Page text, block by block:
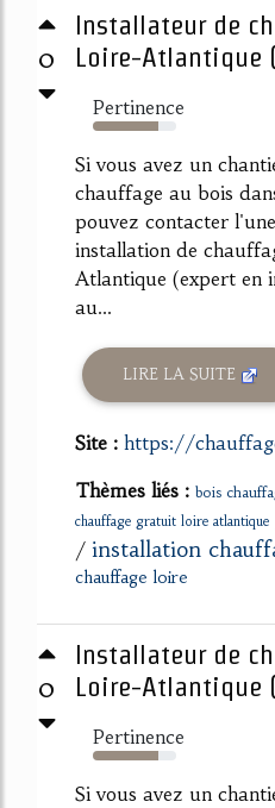
0
Installateur de
Loire-Atlantique
Pertinence
78%
Si vous avez un
chauffage au bois
pouvez contacter
installation de
Atlantique (expert en
au...
LIRE LA SUITE
Site : https://
Thèmes liés : bois
chauffage gratuit loire atlantique
/ installation
chauffage loire
0
Installateur de
Loire-Atlantique
Pertinence
78%
Si vous avez un